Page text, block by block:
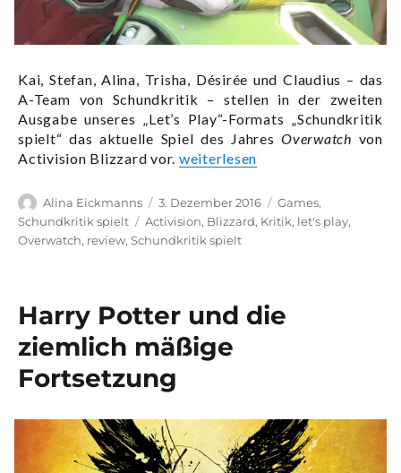
Kai, Stefan, Alina, Trisha, Désirée und Claudius – das
A-Team von Schundkritik – stellen in der zweiten
Ausgabe unseres „Let’s Play“-Formats „Schundkritik
spielt“ das aktuelle Spiel des JahresOverwatch von
Activision Blizzard vor. „Schundkritik spielt 002 – Das
weiterlesen
Autor
Alina Eickmanns
Veröffentlicht
am
3. Dezember 2016 Kategorien
Games,
Schundkritik spielt
Schlagwörter
Activision, Blizzard, Kritik, let's play,
Overwatch, review,Schundkritik spielt
Harry Potter und die
ziemlich mäßige
Fortsetzung